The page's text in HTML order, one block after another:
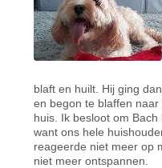
blaft en huilt. Hij ging
en begon te blaffen
huis. Ik besloot om
want ons hele
reageerde niet meer op
niet meer ontspannen.